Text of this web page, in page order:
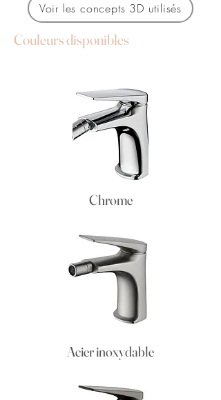
Voir les concepts 3D utilisés
Couleurs disponibles
Chrome
Acier inoxydable